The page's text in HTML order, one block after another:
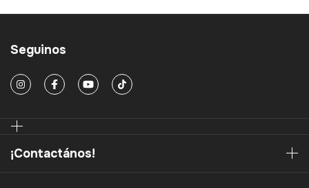
Seguinos
¡Contactános!